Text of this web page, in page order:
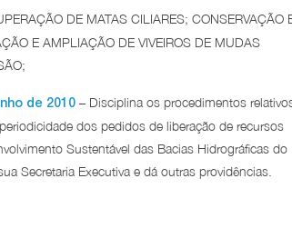
DE MATAS CILIARES; CONSERVAÇÃO
E AMPLIAÇÃO DE VIVEIROS DE MUDAS
de 2010 – Disciplina os procedimentos
dos pedidos de liberação de recursos
Sustentável das Bacias Hidrográficas do
Secretaria Executiva e dá outras providências.